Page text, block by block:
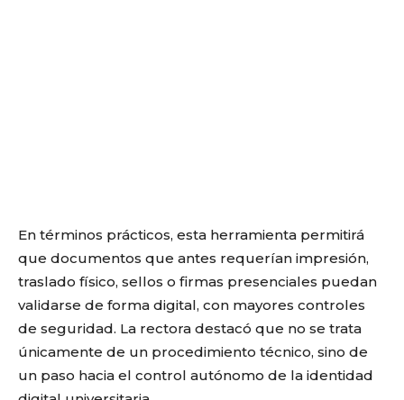
En términos prácticos, esta herramienta permitirá
que documentos que antes requerían impresión,
traslado físico, sellos o firmas presenciales puedan
validarse de forma digital, con mayores controles
de seguridad. La rectora destacó que no se trata
únicamente de un procedimiento técnico, sino de
un paso hacia el control autónomo de la identidad